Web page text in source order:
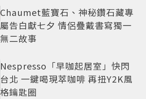
Chaumet藍寶石、神秘鑽石藏專
屬告白獻七夕 情侶疊戴書寫獨一
無二故事
Nespresso「早咖起居室」快閃
台北 一鍵喝現萃咖啡 再扭Y2K風
格鑰匙圈